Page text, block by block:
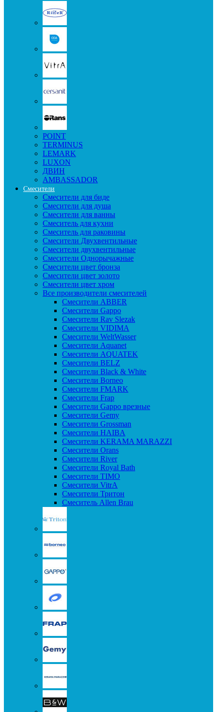
POINT
TERMINUS
LEMARK
LUXON
ДВИН
AMBASSADOR
Смесители
Смесители для биде
Смесители для душа
Смесители для ванны
Смеситель для кухни
Смеситель для раковины
Смесители Двухвентильные
Смесители двухвентильные
Смесители Однорычажные
Смесители цвет бронза
Смесители цвет золото
Смесители цвет хром
Все производители смесителей
Cмесители ABBER
Cмесители Gappo
Cмесители Rav Slezak
Cмесители VIDIMA
Cмесители WeltWasser
Смесители Aquanet
Смесители AQUATEK
Смесители BELZ
Смесители Black & White
Смесители Borneo
Смесители FMARK
Смесители Frap
Смесители Gappo врезные
Смесители Gemy
Смесители Grossman
Смесители HAIBA
Смесители KERAMA MARAZZI
Смесители Orans
Смесители River
Смесители Royal Bath
Смесители TIMO
Смесители VitrA
Смесители Тритон
Смеситель Allen Brau